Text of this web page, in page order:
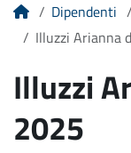
HomeDipendenti
Illuzzi Arianna
Illuzzi
2025